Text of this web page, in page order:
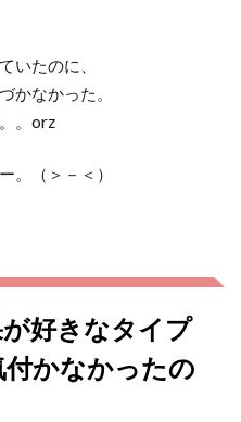
いたのに、
かなかった。
。orz
。（＞－＜）
好きなタイプ
かなかったの